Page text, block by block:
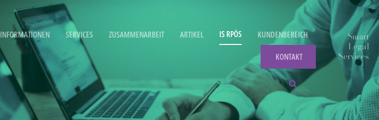
INFORMATIONEN SERVICES ZUSAMMENARBEIT ARTIKEL IS RPÖS KUNDENBEREICH
KONTAKT